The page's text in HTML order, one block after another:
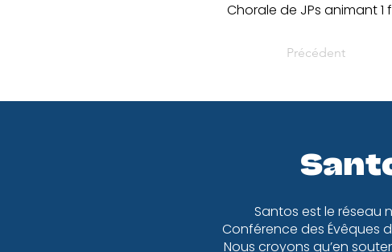
Chorale de JPs animant
Précédent
Santos est le réseau
Conférence des Évêques
Nous croyons qu’en